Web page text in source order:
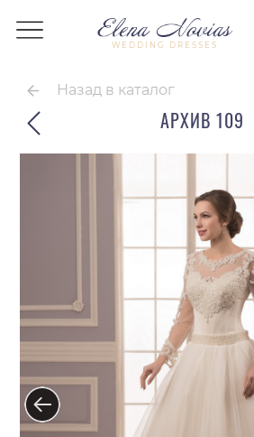
WEDDING DRESSES
Назад в каталог
АРХИВ 109